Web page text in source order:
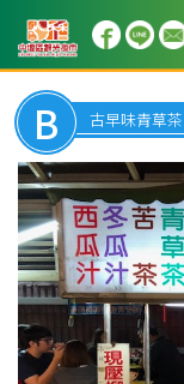
B 古早味青草